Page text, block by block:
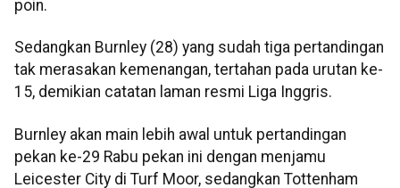
poin.
Sedangkan Burnley (28) yang sudah tiga pertandingan
tak merasakan kemenangan, tertahan pada urutan ke-
15, demikian catatan laman resmi Liga Inggris.
Burnley akan main lebih awal untuk pertandingan
pekan ke-29 Rabu pekan ini dengan menjamu
Leicester City di Turf Moor, sedangkan Tottenham